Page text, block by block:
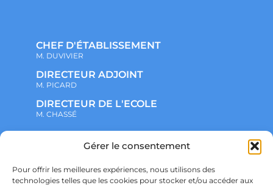
Gérer le consentement
Pour offrir les meilleures expériences, nous utilisons des
technologies telles que les cookies pour stocker et/ou accéder aux
CHEF D'ÉTABLISSEMENT
M. DUVIVIER
DIRECTEUR ADJOINT
M. PICARD
DIRECTEUR DE L'ECOLE
M. CHASSÉ
NOTRE ENSEMBLE SCOLAIRE
ADMINISTRATIF
VIE ASSOCIATIVE
PARTENARIATS